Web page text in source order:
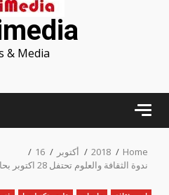
& Media
Home
2018 أكتوبر
16
ندوة الثقافة والعلوم تحتفل 28 اكتوبر بحائزة راشد للتفوق العلمي